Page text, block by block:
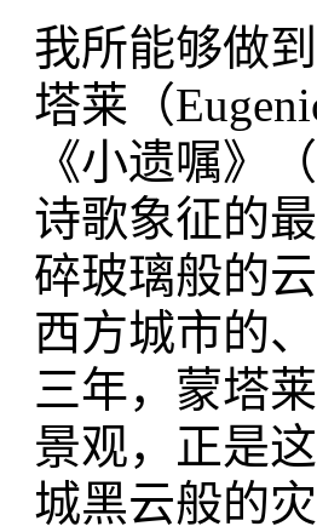
我所能够做
塔莱（
《小遗嘱》
诗歌象征的
碎玻璃般的
西方城市的
三年，蒙塔
景观，正是
城黑云般的